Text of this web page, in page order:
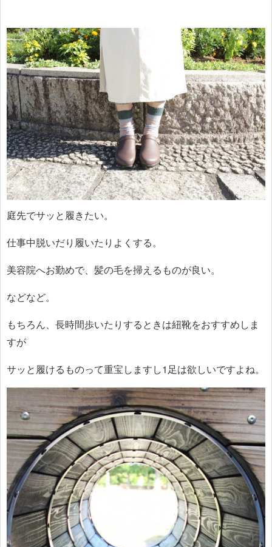
庭先でサッと履きたい。
仕事中脱いだり履いたりよくする。
美容院へお勤めで、髪の毛を掃えるものが良い。
などなど。
もちろん、長時間歩いたりするときは紐靴をおすすめしま
すが
サッと履けるものって重宝しますし1足は欲しいですよね。